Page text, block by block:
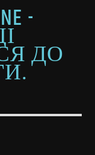
-
ДО